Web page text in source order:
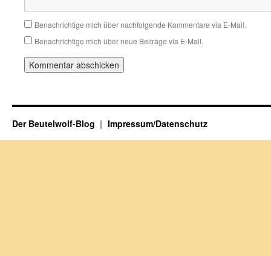
Benachrichtige mich über nachfolgende Kommentare via E-Mail.
Benachrichtige mich über neue Beiträge via E-Mail.
Der Beutelwolf-Blog Impressum/Datenschutz